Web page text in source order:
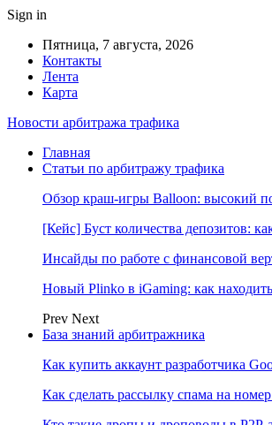
Sign in
Пятница, 7 августа, 2026
Контакты
Лента
Карта
Новости арбитража трафика
Главная
Статьи по арбитражу трафика
Обзор краш-игры Balloon: высокий
[Кейс] Буст количества депозитов:
Инсайды по работе с финансовой
Новый Plinko в iGaming: как
Prev Next
База знаний арбитражника
Как купить аккаунт разработчика
Как сделать рассылку спама на